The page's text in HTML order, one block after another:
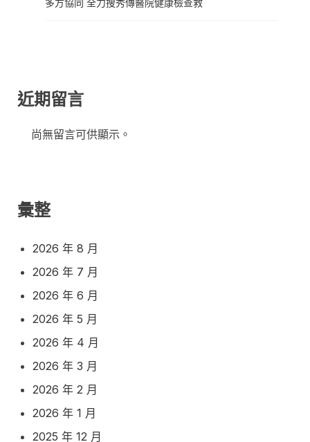
多方協同 全力搜秀傳醫院健康檢查救
近期留言
尚無留言可供顯示。
彙整
2026 年 8 月
2026 年 7 月
2026 年 6 月
2026 年 5 月
2026 年 4 月
2026 年 3 月
2026 年 2 月
2026 年 1 月
2025 年 12 月